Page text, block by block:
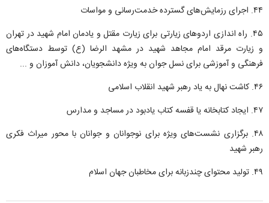
۴۴. اجرای رزمایش‌های گسترده خدمت‌رسانی و مواسات
۴۵. راه اندازی اردو‌های زیارتی برای زیارت مقتل و یادمان امام شهید در تهران
و زیارت مرقد امام مجاهد شهید در مشهد الرضا (ع) توسط دستگاه‌های
فرهنگی و آموزشی برای نسل جوان به ویژه دانشجویان، دانش آموزان و ...
۴۶. کاشت نهال به یاد رهبر شهید انقلاب اسلامی
۴۷. ایجاد کتابخانه یا قفسه کتاب یادبود در مساجد و مدارس
۴۸. برگزاری نشست‌های ویژه برای نوجوانان و جوانان با محور میراث فکری
رهبر شهید
۴۹. تولید محتوای چندزبانه برای مخاطبان جهان اسلام